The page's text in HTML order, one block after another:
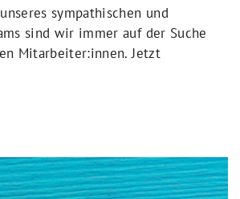
sympathischen und
sind wir immer auf der Suche
Mitarbeiter:innen. Jetzt